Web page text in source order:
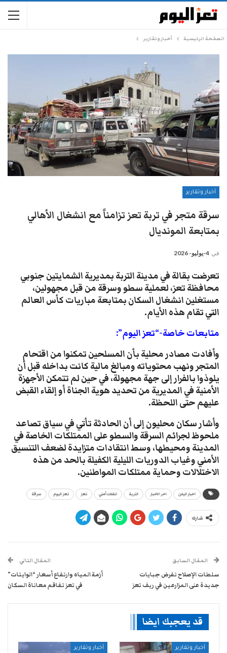
الصفحة الرئيسية أخبار وتقارير
أخبار وتقارير
سرقة متجر في تربة تعز تزامناً مع انشغال الأهالي
بمتابعة المونديال ​
في 4-يوليو- 2026
​تعرضت بقالة في مدينة التربة بمديرية الشمايتين جنوبي
محافظة تعز، لعملية سطو وسرقة من قبل مجهولين،
مستغلين انشغال السكان بمتابعة مباريات كأس العالم
التي تقام هذه الأيام.
متابعات خاصة-“تعز اليوم”:
​وأفادت مصادر محلية بأن المسلحين تمكنوا من اقتحام
المتجر ونهب محتوياته ومبالغ مالية كانت بداخله قبل أن
يلوذوا بالفرار إلى جهة مجهولة، في حين لم تتمكن الأجهزة
الأمنية في المديرية من تحديد هوية الجناة أو إلقاء القبض
عليهم حتى اللحظة.
​وأشار سكان محليون إلى أن الحادثة تأتي في سياق تصاعد
ملحوظ لجرائم السرقة والسطو على الممتلكات الخاصة في
المدينة ومحيطها، وسط انتقادات متزايدة لضعف التنسيق
الأمني وغياب الدوريات الليلية الكفيلة بالحد من هذه
الاختلالات وحماية ممتلكات المواطنين.
اخبار اليمن اخر الاخبار التربة انفلات أمني تعز تعز اليوم سرقة
شارك
المقال السابق
سلطات الإصلاح تفرض جبايات
جديدة على المزارعين في ريف تعز
المقال التالي
أزمة المياه وارتفاع أسعار “الوايتات”
في تعز تفاقم معاناة السكان
قد يعجبك ايضا
أخبار وتقارير أخبار وتقارير